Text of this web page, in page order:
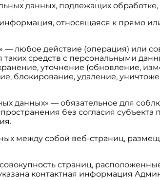
данных, подлежащих
относящаяся к прямо
— любое действие (операция) или
средств с персональными
уточнение (обновление,
блокирование, удаление,
данных» — обязательное для
без согласия
между собой веб-страниц,
страниц,
контактная информация